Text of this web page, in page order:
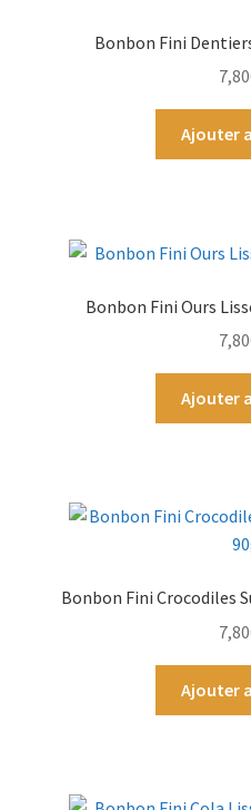
Plateau pour rouler
Entretien / Nettoyage
Bonbon Fini
7,80
Ajouter
Bonbon Fini Ours
7,80
Ajouter
Bonbon Fini Crocodiles
7,80
Ajouter